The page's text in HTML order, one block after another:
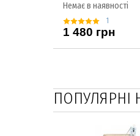
Немає в наявності
1
1 480 грн
ПОПУЛЯРНІ